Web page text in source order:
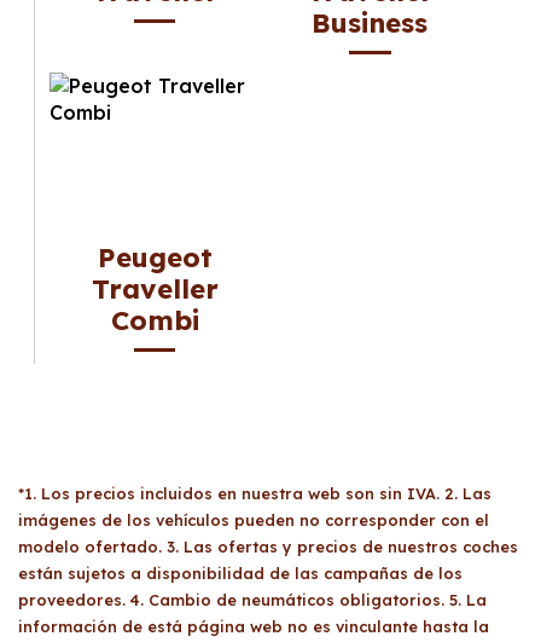
Business
Peugeot
Traveller
Combi
*1. Los precios incluidos en nuestra web son sin IVA. 2. Las
imágenes de los vehículos pueden no corresponder con el
modelo ofertado. 3. Las ofertas y precios de nuestros coches
están sujetos a disponibilidad de las campañas de los
proveedores. 4. Cambio de neumáticos obligatorios. 5. La
información de está página web no es vinculante hasta la